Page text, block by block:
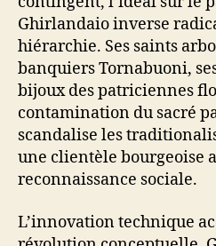
Ghirlandaio inverse
hiérarchie. Ses saints
banquiers Tornabuoni,
bijoux des patriciennes
contamination du sacré
scandalise les
une clientèle bourgeoise
reconnaissance sociale.
L’innovation technique